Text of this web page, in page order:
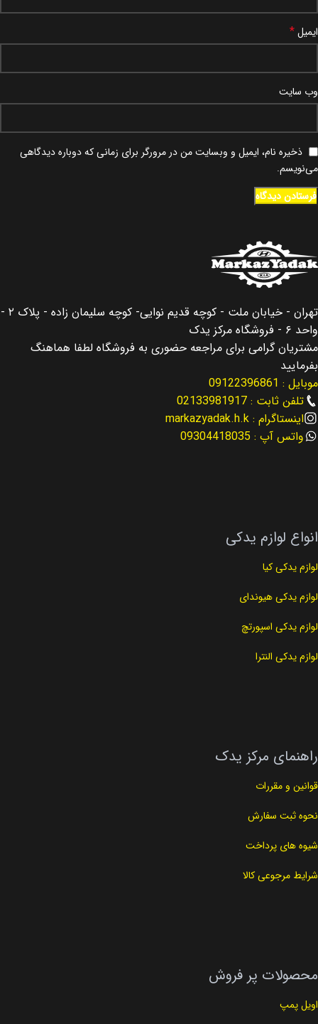
ایمیل*
وب‌ سایت
ذخیره نام، ایمیل و وبسایت من در مرورگر برای زمانی که دوباره دیدگاهی
می‌نویسم.
تهران - خیابان ملت - کوچه قدیم نوایی- کوچه سلیمان زاده - پلاک ۲ -
واحد ۶ - فروشگاه مرکز یدک
مشتریان گرامی برای مراجعه حضوری به فروشگاه لطفا هماهنگ
بفرمایید
موبایل : 09122396861
تلفن ثابت : 02133981917
اینستاگرام : markazyadak.h.k
واتس آپ : 09304418035
انواع لوازم یدکی
لوازم یدکی کیا
لوازم یدکی هیوندای
لوازم یدکی اسپورتچ
لوازم یدکی النترا
راهنمای مرکز یدک
قوانین و مقررات
نحوه ثبت سفارش
شیوه های پرداخت
شرایط مرجوعی کالا
محصولات پر فروش
اویل پمپ